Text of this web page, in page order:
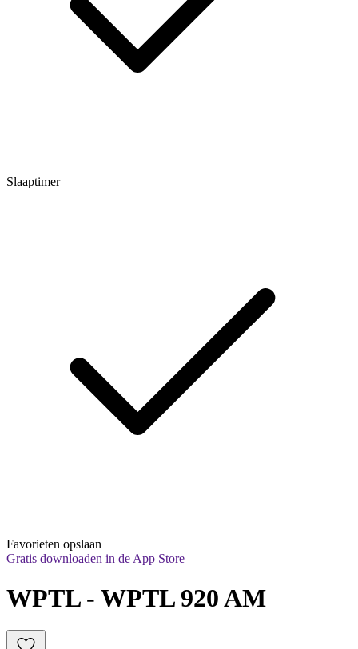
Slaaptimer
Favorieten opslaan
Gratis downloaden in de App Store
WPTL - WPTL 920 AM